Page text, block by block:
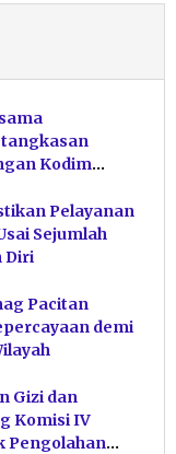
Kodim
Pelayanan
Sejumlah
Diri
Pacitan
demi
Gizi dan
Komisi IV
Pengolahan